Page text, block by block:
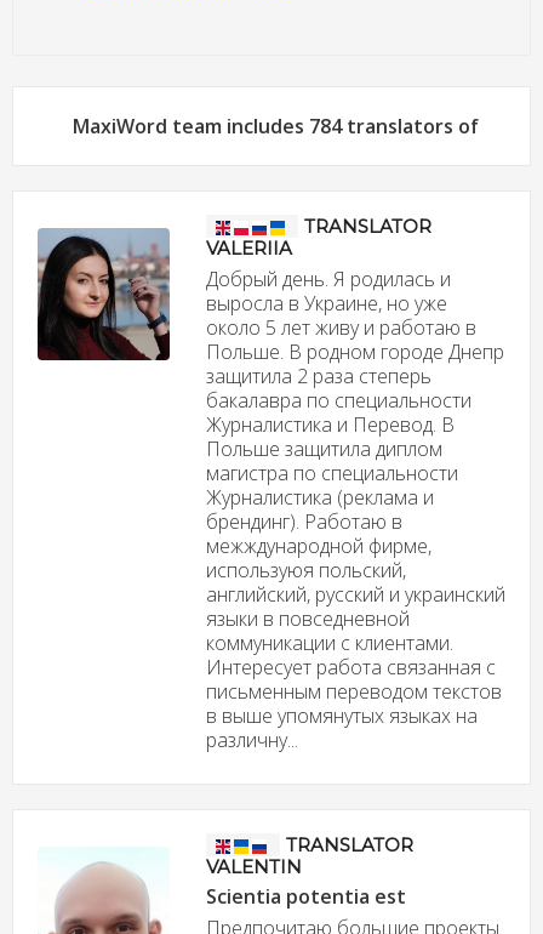
MaxiWord team includes 784 translators of
TRANSLATOR
VALERIIA
Добрый день. Я родилась и
выросла в Украине, но уже
около 5 лет живу и работаю в
Польше. В родном городе Днепр
защитила 2 раза степерь
бакалавра по специальности
Журналистика и Перевод. В
Польше защитила диплом
магистра по специальности
Журналистика (реклама и
брендинг). Работаю в
межждународной фирме,
используюя польский,
английский, русский и украинский
языки в повседневной
коммуникации с клиентами.
Интересует работа связанная с
письменным переводом текстов
в выше упомянутых языках на
различну...
TRANSLATOR
VALENTIN
Scientia potentia est
Предпочитаю большие проекты